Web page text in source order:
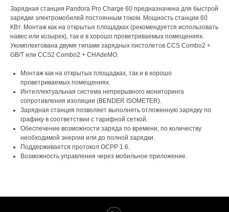
Зарядная станция Pandora Pro Charge 60 предназначена для быстрой
зарядки электромобилей постоянным током. Мощность станции 60
КВт. Монтаж как на открытых площадках (рекомендуется использовать
навес или козырек), так и в хорошо проветриваемых помещениях.
Укомплектована двумя типами зарядных пистолетов CCS Combo2 +
GB/T или CCS2 Combo2 + CHAdeMO.
Монтаж как на открытых площадках, так и в хорошо
проветриваемых помещениях.
Интеллектуальная система непрерывного мониторинга
сопротивления изоляции (BENDER ISOMETER).
Зарядная станция позволяет выполнять отложенную зарядку по
графику в соответствии с тарифной сеткой.
Обеспечение возможности заряда по времени, по количеству
необходимой энергии или до полной зарядки.
Поддерживается протокол OCPP 1.6.
Возможность управления через мобильное приложение.